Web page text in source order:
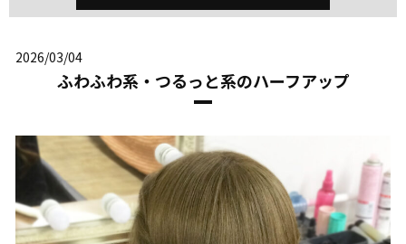
2026/03/04
ふわふわ系・つるっと系のハーフアップ